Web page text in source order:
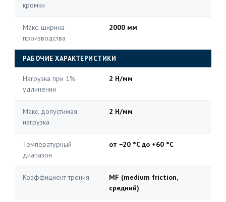
кромки
Макс. ширина
производства
2000 мм
РАБОЧИЕ ХАРАКТЕРИСТИКИ
Нагрузка при 1%
удлинении
2 Н/мм
Макс. допустимая
нагрузка
2 Н/мм
Температурный
диапазон
от −20 °C до +60 °C
Коэффициент трения
MF (medium friction,
средний)